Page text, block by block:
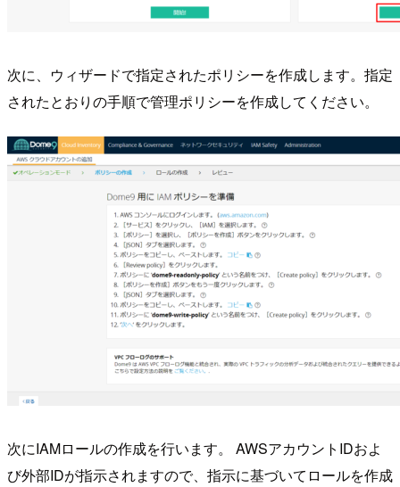
次に、ウィザードで指定されたポリシーを作成します。指定
されたとおりの手順で管理ポリシーを作成してください。
次にIAMロールの作成を行います。 AWSアカウントIDおよ
び外部IDが指示されますので、指示に基づいてロールを作成